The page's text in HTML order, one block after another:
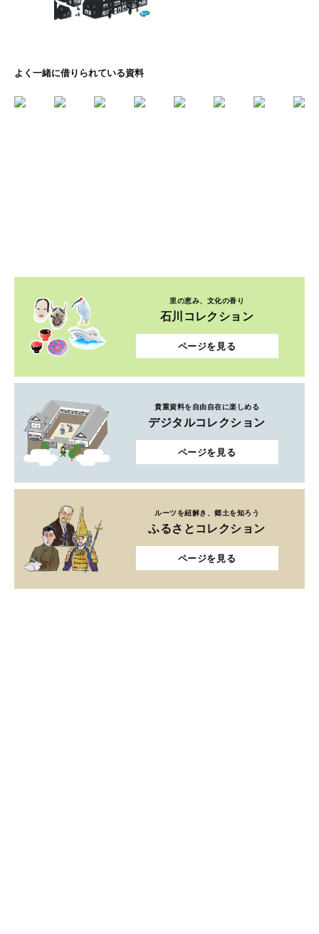
よく一緒に借りられている資料
里の恵み、文化の香り
石川コレクション
ページを見る
貴重資料を自由自在に楽しめる
デジタルコレクション
ページを見る
ルーツを紐解き、郷土を知ろう
ふるさとコレクション
ページを見る